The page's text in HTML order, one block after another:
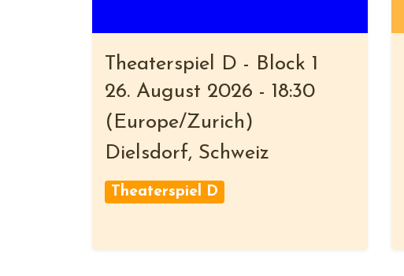
Theaterspiel D - Block 1
26. August 2026 - 18:30
( Europe/Zurich )
Dielsdorf, Schweiz
Theaterspiel D